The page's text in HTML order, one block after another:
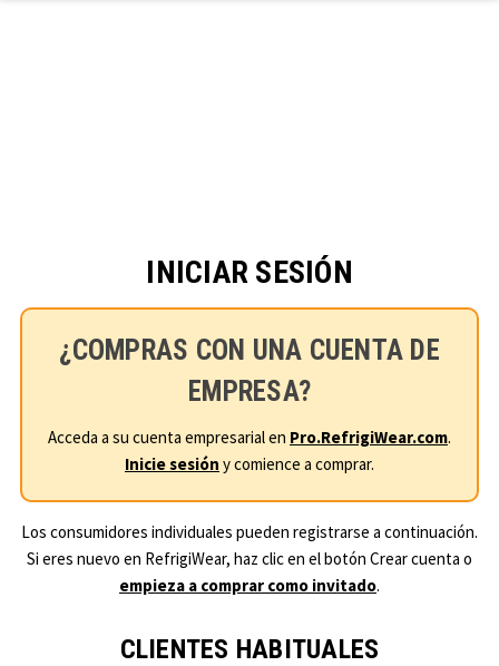
INICIAR SESIÓN
¿COMPRAS CON UNA CUENTA DE
EMPRESA?
Acceda a su cuenta empresarial en Pro.RefrigiWear.com.
Inicie sesión y comience a comprar.
Los consumidores individuales pueden registrarse a continuación.
Si eres nuevo en RefrigiWear, haz clic en el botón Crear cuenta o
empieza a comprar como invitado.
CLIENTES HABITUALES